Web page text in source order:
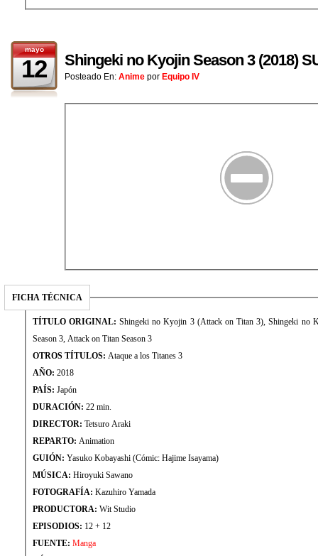
mayo
12 Shingeki no Kyojin Season 3 (2018)
Posteado En: Anime por Equipo IV
FICHA TÉCNICA
TÍTULO ORIGINAL: Shingeki no Kyojin 3 (Attack on Titan 3), Shingeki no
Season 3, Attack on Titan Season 3
OTROS TÍTULOS: Ataque a los Titanes 3
AÑO: 2018
PAÍS: Japón
DURACIÓN: 22 min.
DIRECTOR: Tetsuro Araki
REPARTO: Animation
GUIÓN: Yasuko Kobayashi (Cómic: Hajime Isayama)
MÚSICA: Hiroyuki Sawano
FOTOGRAFÍA: Kazuhiro Yamada
PRODUCTORA: Wit Studio
EPISODIOS: 12 + 12
FUENTE: Manga